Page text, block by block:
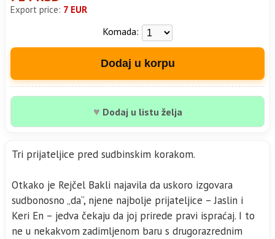
Export price: 7 EUR
Komada:
Dodaj u korpu
♥ Dodaj u listu želja
Tri prijateljice pred sudbinskim korakom.
Otkako je Rejčel Bakli najavila da uskoro izgovara
sudbonosno „da“, njene najbolje prijateljice – Jaslin i
Keri En – jedva čekaju da joj prirede pravi ispraćaj. I to
ne u nekakvom zadimljenom baru s drugorazrednim